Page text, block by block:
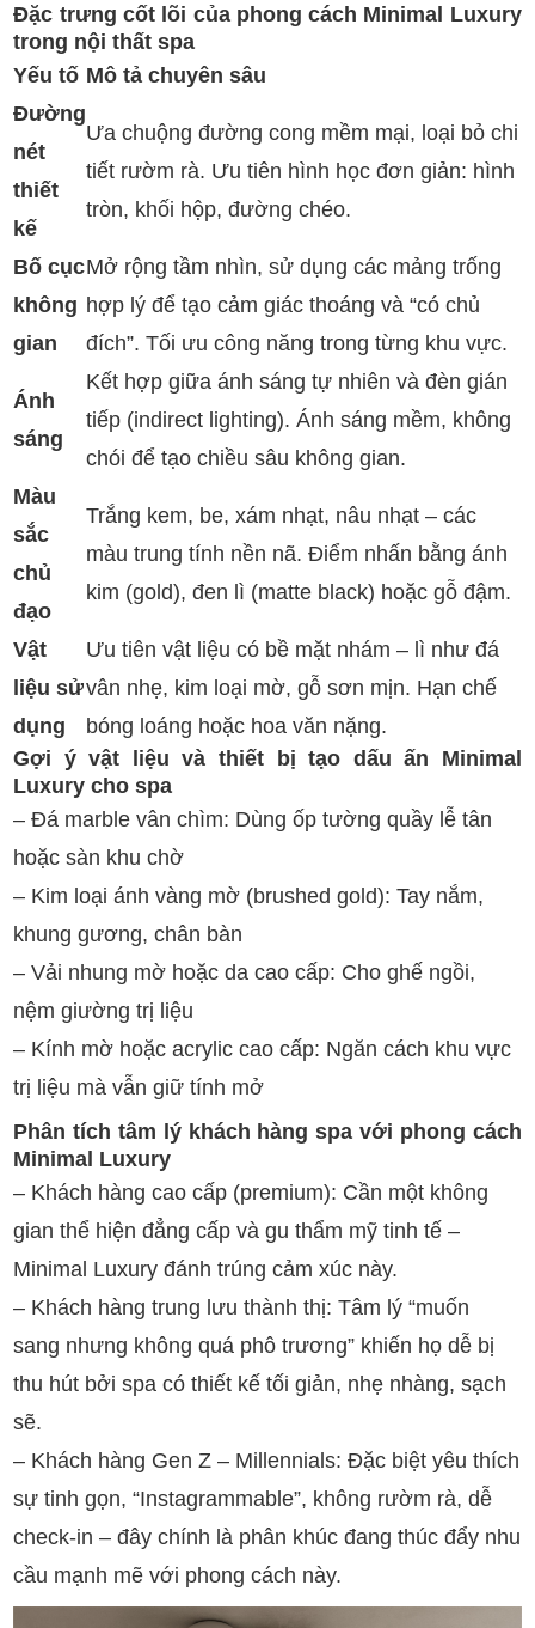
Đặc trưng cốt lõi của phong cách Minimal Luxury
trong nội thất spa
Yếu tố Mô tả chuyên sâu
Đường
nét
thiết
kế
Ưa chuộng đường cong mềm mại, loại bỏ chi
tiết rườm rà. Ưu tiên hình học đơn giản: hình
tròn, khối hộp, đường chéo.
Bố cục
không
gian
Mở rộng tầm nhìn, sử dụng các mảng trống
hợp lý để tạo cảm giác thoáng và “có chủ
đích”. Tối ưu công năng trong từng khu vực.
Ánh
sáng
Kết hợp giữa ánh sáng tự nhiên và đèn gián
tiếp (indirect lighting). Ánh sáng mềm, không
chói để tạo chiều sâu không gian.
Màu
sắc
chủ
đạo
Trắng kem, be, xám nhạt, nâu nhạt – các
màu trung tính nền nã. Điểm nhấn bằng ánh
kim (gold), đen lì (matte black) hoặc gỗ đậm.
Vật
liệu sử
dụng
Ưu tiên vật liệu có bề mặt nhám – lì như đá
vân nhẹ, kim loại mờ, gỗ sơn mịn. Hạn chế
bóng loáng hoặc hoa văn nặng.
Gợi ý vật liệu và thiết bị tạo dấu ấn Minimal
Luxury cho spa
– Đá marble vân chìm: Dùng ốp tường quầy lễ tân
hoặc sàn khu chờ
– Kim loại ánh vàng mờ (brushed gold): Tay nắm,
khung gương, chân bàn
– Vải nhung mờ hoặc da cao cấp: Cho ghế ngồi,
nệm giường trị liệu
– Kính mờ hoặc acrylic cao cấp: Ngăn cách khu vực
trị liệu mà vẫn giữ tính mở
Phân tích tâm lý khách hàng spa với phong cách
Minimal Luxury
– Khách hàng cao cấp (premium): Cần một không
gian thể hiện đẳng cấp và gu thẩm mỹ tinh tế –
Minimal Luxury đánh trúng cảm xúc này.
– Khách hàng trung lưu thành thị: Tâm lý “muốn
sang nhưng không quá phô trương” khiến họ dễ bị
thu hút bởi spa có thiết kế tối giản, nhẹ nhàng, sạch
sẽ.
– Khách hàng Gen Z – Millennials: Đặc biệt yêu thích
sự tinh gọn, “Instagrammable”, không rườm rà, dễ
check-in – đây chính là phân khúc đang thúc đẩy nhu
cầu mạnh mẽ với phong cách này.